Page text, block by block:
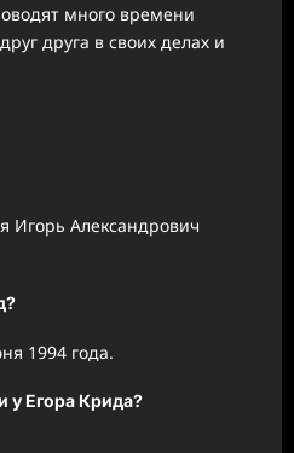
много времени
друга в своих делах и
Игорь Александрович
1994 года.
у Егора Крида?